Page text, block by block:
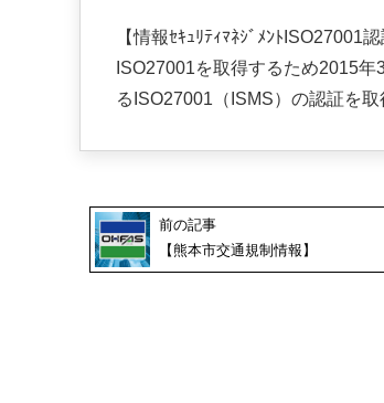
【情報ｾｷｭﾘﾃｨﾏﾈｼﾞﾒﾝﾄISO27001認
ISO27001を取得するため2015
るISO27001（ISMS）の認証を取
前の記事
【熊本市交通規制情報】